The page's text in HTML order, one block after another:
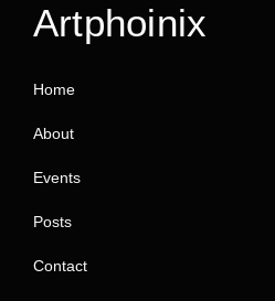
Artphoinix
Home
About
Events
Posts
Contact